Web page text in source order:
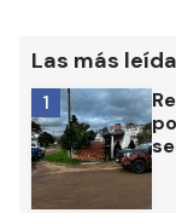
Las más
1